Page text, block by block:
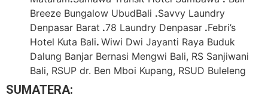
Breeze Bungalow UbudBali .Savvy Laundry
Denpasar Barat .78 Laundry Denpasar .Febri’s
Hotel Kuta Bali. Wiwi Dwi Jayanti Raya Buduk
Dalung Banjar Bernasi Mengwi Bali, RS Sanjiwani
Bali, RSUP dr. Ben Mboi Kupang, RSUD Buleleng
SUMATERA: